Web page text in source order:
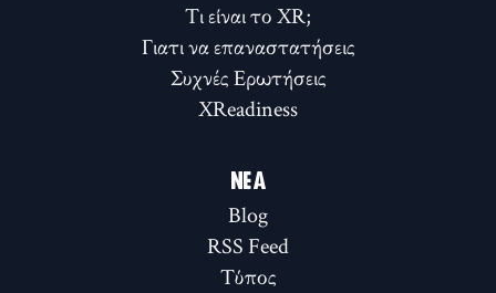
Τι είναι το XR;
Γιατι να επαναστατήσεις
Συχνές Ερωτήσεις
XReadiness
ΝΈΑ
Blog
RSS Feed
Τύπος